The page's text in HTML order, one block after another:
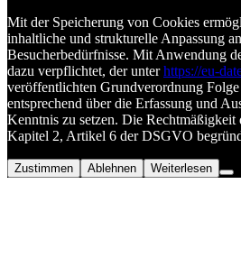
Mit der Speicherung von Cookies
inhaltliche und strukturelle Anpassung
Besucherbedürfnisse. Mit Anwendung
dazu verpflichtet, der unterhttps://eu-
veröffentlichten Grundverordnung
entsprechend über die Erfassung und
Kenntnis zu setzen. Die Rechtmäßigkeit
Kapitel 2, Artikel 6 der DSGVO
Zustimmen Ablehnen Weiterlesen